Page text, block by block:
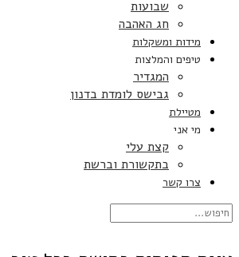
שבועות
חג האהבה
מידות ומשקלות
טיפים והמלצות
המגדיר
גבישס לומדת בדנון
מטיילת
מי אני
קצת עלי
בתקשורת וברשת
צרו קשר